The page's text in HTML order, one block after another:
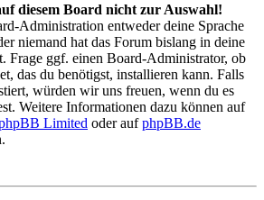
diesem Board nicht zur Auswahl!
Administration entweder deine Sprache
niemand hat das Forum bislang in deine
Frage ggf. einen Board-Administrator, ob
das du benötigst, installieren kann. Falls
würden wir uns freuen, wenn du es
Weitere Informationen dazu können auf
Limited oder aufphpBB.de